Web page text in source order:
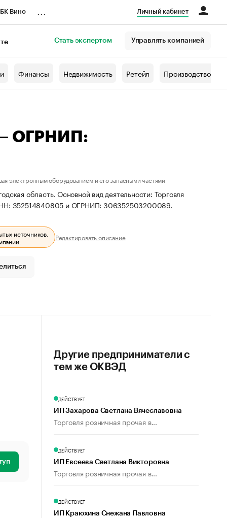
Вино Личный кабинет
Стать экспертом Управлять компанией
Финансы Недвижимость Ретейл Производство
— ОГРНИП:
электронным оборудованием и его запасными частями
область. Основной вид деятельности: Торговля
352514840805 и ОГРНИП: 306352503200089.
источников.
Редактировать описание
Другие предприниматели с
тем же ОКВЭД
ДЕЙСТВУЕТ
ИП Захарова Светлана Вячеславовна
Торговля розничная прочая в...
ДЕЙСТВУЕТ
ИП Евсеева Светлана Викторовна
Торговля розничная прочая в...
ДЕЙСТВУЕТ
ИП Краюхина Снежана Павловна